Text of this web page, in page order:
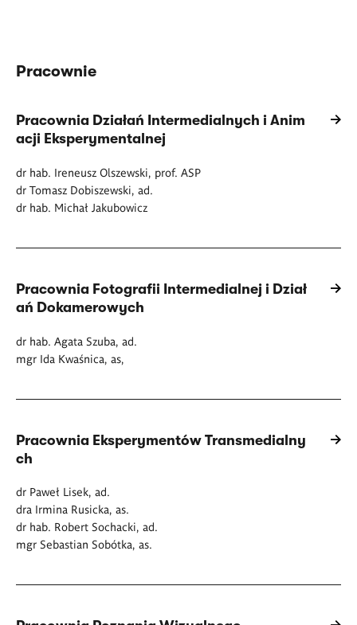
Pracownie
Pracownia Działań Intermedialnych i Anim
acji Eksperymentalnej
dr hab. Ireneusz Olszewski, prof. ASP
dr Tomasz Dobiszewski, ad.
dr hab. Michał Jakubowicz
Pracownia Fotografii Intermedialnej i Dział
ań Dokamerowych
dr hab. Agata Szuba, ad.
mgr Ida Kwaśnica, as,
Pracownia Eksperymentów Transmedialny
ch
dr Paweł Lisek, ad.
dra Irmina Rusicka, as.
dr hab. Robert Sochacki, ad.
mgr Sebastian Sobótka, as.